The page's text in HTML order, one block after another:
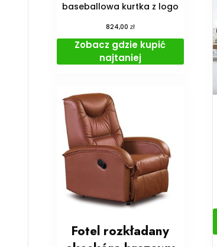
baseballowa kurtka z logo
824,00 zł
Zobacz gdzie kupić
najtaniej
Fotel rozkładany